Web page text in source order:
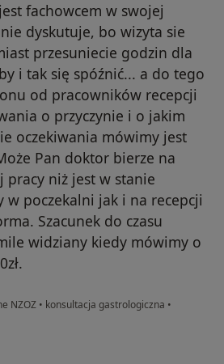
fachowcem w swojej
dyskutuje, bo wizyta sie
przesuniecie godzin dla
i tak się spóźnić... a do tego
od pracowników recepcji
o przyczynie i o jakim
oczekiwania mówimy jest
Pan doktor bierze na
pracy niż jest w stanie
w poczekalni jak i na recepcji
Szacunek do czasu
widziany kiedy mówimy o
NZOZ • konsultacja gastrologiczna •